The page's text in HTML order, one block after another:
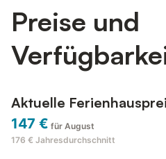
Preise und
Aktuelle
147 € für August
176 € Jahresdurchschnitt